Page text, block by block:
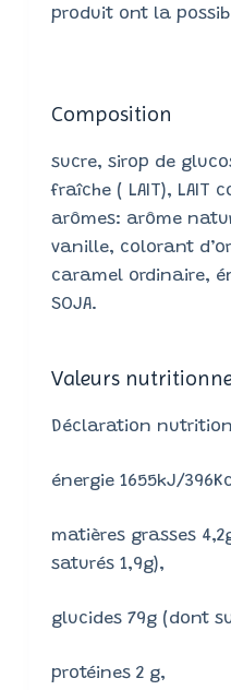
produit ont la
Composition
sucre, sirop de
fraîche ( LAIT), LAIT
arômes: arôme
vanille, colorant
caramel ordinaire,
SOJA.
Valeurs
Déclaration
énergie 1655kJ/
matières grasses
saturés 1,9g),
glucides 79g (dont
protéines 2 g,